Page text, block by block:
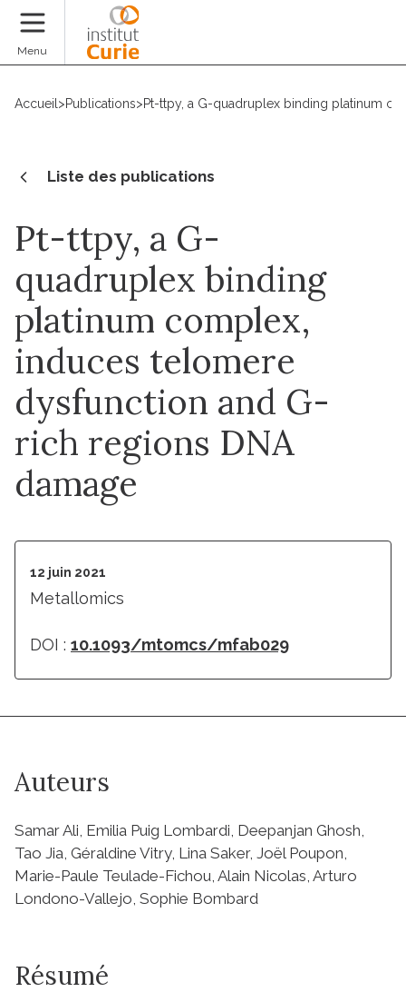
Menu
Accueil >Publications>Pt-ttpy, a G-quadruplex binding platinum
Liste des publications
Pt-ttpy, a G-
quadruplex binding
platinum complex,
induces telomere
dysfunction and G-
rich regions DNA
damage
12 juin 2021
Metallomics
DOI : 10.1093/mtomcs/mfab029
Auteurs
Samar Ali, Emilia Puig Lombardi, Deepanjan Ghosh,
Tao Jia, Géraldine Vitry, Lina Saker, Joël Poupon,
Marie-Paule Teulade-Fichou, Alain Nicolas, Arturo
Londono-Vallejo, Sophie Bombard
Résumé